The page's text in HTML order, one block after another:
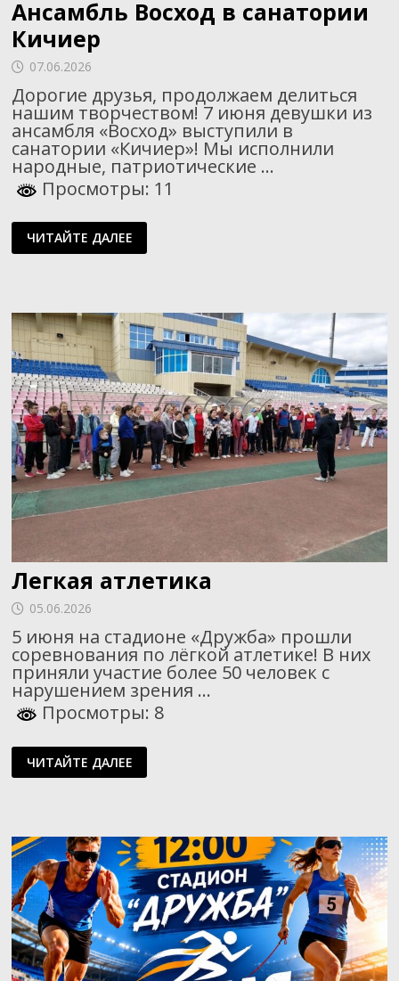
Ансамбль Восход в санатории
Кичиер
07.06.2026
Дорогие друзья, продолжаем делиться
нашим творчеством! 7 июня девушки из
ансамбля «Восход» выступили в
санатории «Кичиер»! Мы исполнили
народные, патриотические …
Просмотры: 11
АНСАМБЛЬ
ВОСХОД
В
ЧИТАЙТЕ ДАЛЕЕ
Легкая атлетика
05.06.2026
5 июня на стадионе «Дружба» прошли
соревнования по лёгкой атлетике! В них
приняли участие более 50 человек с
нарушением зрения …
Просмотры: 8
ЛЕГКАЯ
АТЛЕТИКА
ЧИТАЙТЕ ДАЛЕЕ